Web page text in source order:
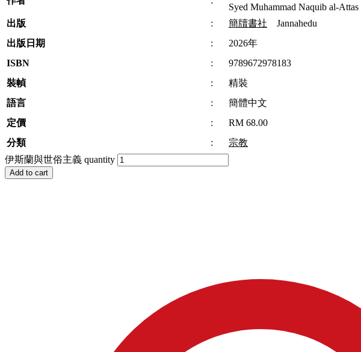
Syed Muhammad Naquib al-Attas
出版
: 簡牘書社 Jannahedu
出版日期
:
2026年
ISBN
:
9789672978183
裝幀
:
精裝
語言
:
簡體中文
定價
:
RM 68.00
分類
:
宗教
伊斯蘭與世俗主義 quantity
Add to cart